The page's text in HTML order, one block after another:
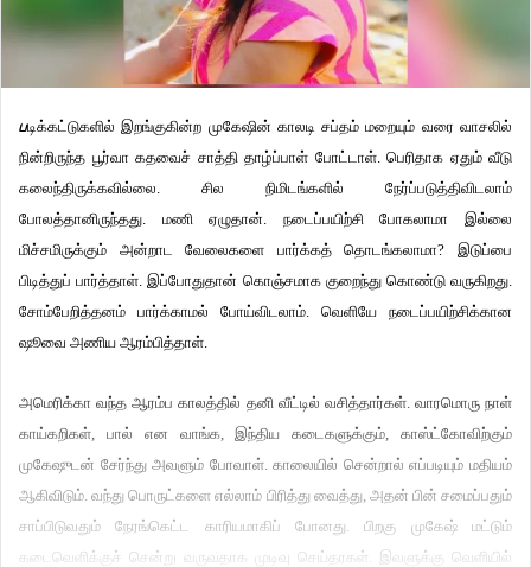
படிக்கட்டுகளில் இறங்குகின்ற முகேஷின் காலடி சப்தம் மறையும் வரை வாசலில்
நின்றிருந்த பூர்வா கதவைச் சாத்தி தாழ்ப்பாள் போட்டாள். பெரிதாக ஏதும் வீடு
கலைந்திருக்கவில்லை. சில நிமிடங்களில் நேர்ப்படுத்திவிடலாம்
போலத்தானிருந்தது. மணி ஏழுதான். நடைப்பயிற்சி போகலாமா இல்லை
மிச்சமிருக்கும் அன்றாட வேலைகளை பார்க்கத் தொடங்கலாமா? இடுப்பை
பிடித்துப் பார்த்தாள். இப்போதுதான் கொஞ்சமாக குறைந்து கொண்டு வருகிறது.
சோம்பேறித்தனம் பார்க்காமல் போய்விடலாம். வெளியே நடைப்பயிற்சிக்கான
ஷூவை அணிய ஆரம்பித்தாள்.
அமெரிக்கா வந்த ஆரம்ப காலத்தில் தனி வீட்டில் வசித்தார்கள். வாரமொரு நாள்
காய்கறிகள், பால் என வாங்க, இந்திய கடைகளுக்கும், காஸ்ட்கோவிற்கும்
முகேஷுடன் சேர்ந்து அவளும் போவாள். காலையில் சென்றால் எப்படியும் மதியம்
ஆகிவிடும். வந்து பொருட்களை எல்லாம் பிரித்து வைத்து, அதன் பின் சமைப்பதும்
சாப்பிடுவதும் நேரங்கெட்ட காரியமாகிப் போனது. பிறகு முகேஷ் மட்டும்
கடைவெளிக்குச் சென்று வருவதாக முடிவு செய்தரகள். இவளுக்கு வெளியில்